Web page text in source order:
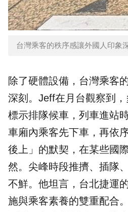
台灣乘客的秩序感讓外國人印象
除了硬體設備，台灣乘客
深刻。Jeff在月台觀察到
標示排隊候車，列車進站
車廂內乘客先下車，再依
後上」的默契，在某些國
然。尖峰時段推擠、插隊
不鮮。他坦言，台北捷運
施與乘客素養的雙重配合